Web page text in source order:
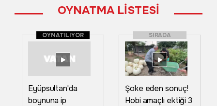
OYNATMA LİSTESİ
OYNATILIYOR
Eyüpsultan'da
boynuna ip
SIRADA
Şoke eden sonuç!
Hobi amaçlı ektiği 3